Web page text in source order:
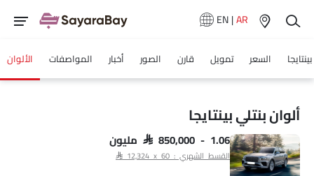
EN|AR
بينتايجا السعر تمويل قارن الصور أخبار المواصفات الألوان
ألوان بنتلي بينتايجا
SAR 850,000 - 1.06 مليون
القسط الشهري : SAR 12,324 x 60